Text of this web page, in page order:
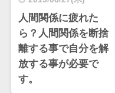
人間関係に疲れた
ら？人間関係を断捨
離する事で自分を解
放する事が必要で
す。